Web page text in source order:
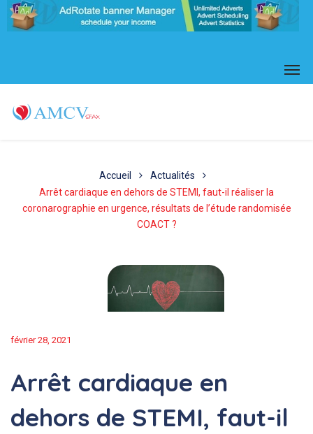
Accueil
Actualités
Arrêt cardiaque en dehors de STEMI, faut-il réaliser la
coronarographie en urgence, résultats de l’étude randomisée
COACT ?
février 28, 2021
Arrêt cardiaque en
dehors de STEMI, faut-il